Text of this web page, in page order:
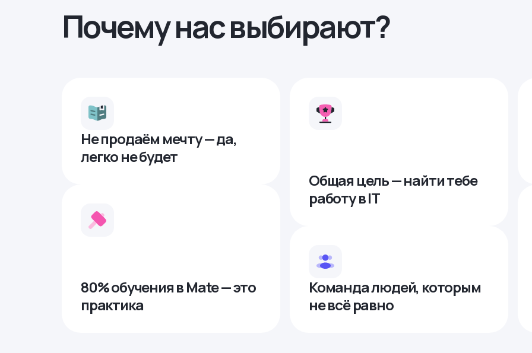
Почему нас выбирают?
Не продаём мечту — да,
легко не будет
80% обучения в Mate — это
практика
Общая цель — найти тебе
работу в IТ
Команда людей, которым
не всё равно